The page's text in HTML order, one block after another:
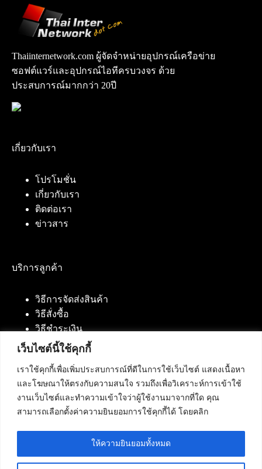
เว็บไซต์นี้ใช้คุกกี้
เราใช้คุกกี้เพื่อเพิ่มประสบการณ์ที่ดีในการใช้เว็บไซต์ แสดงเนื้อหา
และโฆษณาให้ตรงกับความสนใจ รวมถึงเพื่อวิเคราะห์การเข้าใช้
งานเว็บไซต์และทำความเข้าใจว่าผู้ใช้งานมาจากที่ใด คุณ
สามารถเลือกตั้งค่าความยินยอมการใช้คุกกี้ได้ โดยคลิก
ให้ความยินยอมทั้งหมด
Thaiinternetwork.com ผู้จัดจำหน่ายอุปกรณ์เครือข่าย
ซอฟต์แวร์และอุปกรณ์ไอทีครบวงจร ด้วย
ประสบการณ์มากกว่า 20ปี
เกี่ยวกับเรา
โปรโมชั่น
เกี่ยวกับเรา
ติดต่อเรา
ข่าวสาร
บริการลูกค้า
วิธีการจัดส่งสินค้า
วิธีสั่งซื้อ
วิธีชำระเงิน
ติดต่อเรา
บริษัท เน็ทฟิวชั่น คอมมิวนิเคชั่น จำกัด 420/94 ถนน
นัมเบอร์วัน-ราม 2 แขวงดอกไม้, เขตประเวศ
กรุงเทพมหานคร 10250
โทรศัพท์ :084-553-4055,086-309-5259,